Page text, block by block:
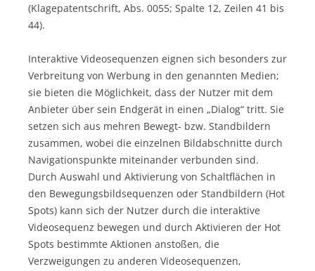
(Klagepatentschrift, Abs. 0055; Spalte 12, Zeilen 41 bis
44).
Interaktive Videosequenzen eignen sich besonders zur
Verbreitung von Werbung in den genannten Medien;
sie bieten die Möglichkeit, dass der Nutzer mit dem
Anbieter über sein Endgerät in einen „Dialog“ tritt. Sie
setzen sich aus mehren Bewegt- bzw. Standbildern
zusammen, wobei die einzelnen Bildabschnitte durch
Navigationspunkte miteinander verbunden sind.
Durch Auswahl und Aktivierung von Schaltflächen in
den Bewegungsbildsequenzen oder Standbildern (Hot
Spots) kann sich der Nutzer durch die interaktive
Videosequenz bewegen und durch Aktivieren der Hot
Spots bestimmte Aktionen anstoßen, die
Verzweigungen zu anderen Videosequenzen,